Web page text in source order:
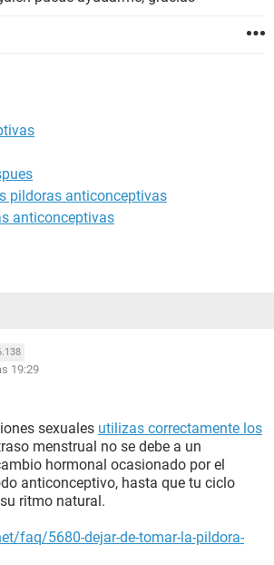
pildoras anticonceptivas
anticonceptivas
19:29
sexuales utilizas correctamente los
menstrual no se debe a un
hormonal ocasionado por el
anticonceptivo, hasta que tu ciclo
ritmo natural.
faq/5680-dejar-de-tomar-la-pildora-